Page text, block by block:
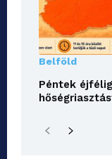
Belföld
Péntek